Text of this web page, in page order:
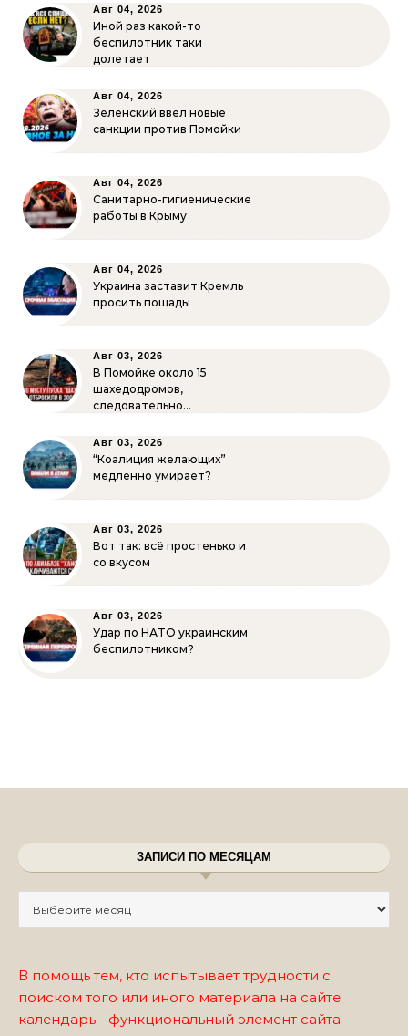
Авг 04, 2026
Иной раз какой-то
беспилотник таки
долетает
Авг 04, 2026
Зеленский ввёл новые
санкции против Помойки
Авг 04, 2026
Санитарно-гигиенические
работы в Крыму
Авг 04, 2026
Украина заставит Кремль
просить пощады
Авг 03, 2026
В Помойке около 15
шахедодромов,
следовательно…
Авг 03, 2026
“Коалиция желающих”
медленно умирает?
Авг 03, 2026
Вот так: всё простенько и
со вкусом
Авг 03, 2026
Удар по НАТО украинским
беспилотником?
ЗАПИСИ ПО МЕСЯЦАМ
В помощь тем, кто испытывает трудности с
поиском того или иного материала на сайте:
календарь - функциональный элемент сайта.